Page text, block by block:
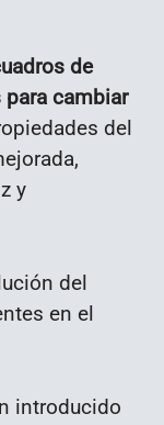
de
cambiar
del
y
del
en el
introducido